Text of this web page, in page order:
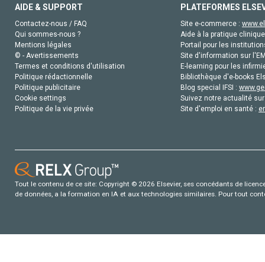
AIDE & SUPPORT
Contactez-nous / FAQ
Qui sommes-nous ?
Mentions légales
© - Avertissements
Termes et conditions d'utilisation
Politique rédactionnelle
Politique publicitaire
Cookie settings
Politique de la vie privée
PLATEFORMES
Site e-commerce :
Aide à la pratique
Portail pour les
Site d'information sur
E-learning pour les
Bibliothèque d'e-books
Blog special IFSI :
Suivez notre actualité
Site d'emploi en santé :
Tout le contenu de ce site: Copyright © 2026 Elsevier, ses concédants de
de données, a la formation en IA et aux technologies similaires. Pour tout